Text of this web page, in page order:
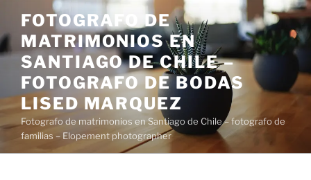
contenido
FOTOGRAFO DE
MATRIMONIOS EN
SANTIAGO DE CHILE –
FOTOGRAFO DE BODAS
LISED MARQUEZ
Fotografo de matrimonios en Santiago de Chile – fotografo de
familias – Elopement photographer